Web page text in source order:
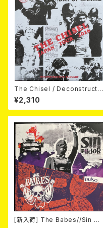
The Chisel / Deconstructiv
e Surgery (7"EP)
¥2,310
[新入荷] The Babes//Sin Pu